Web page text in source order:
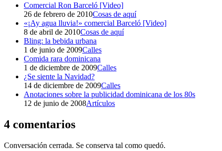
Comercial Ron Barceló [Video]
26 de febrero de 2010Cosas de aquí
«¡Ay agua lluvia!» comercial Barceló [Video]
8 de abril de 2010Cosas de aquí
Bling: la bebida urbana
1 de junio de 2009Calles
Comida rara dominicana
1 de diciembre de 2009Calles
¿Se siente la Navidad?
14 de diciembre de 2009Calles
Anotaciones sobre la publicidad dominicana de los 80s
12 de junio de 2008Artículos
4 comentarios
Conversación cerrada. Se conserva tal como quedó.